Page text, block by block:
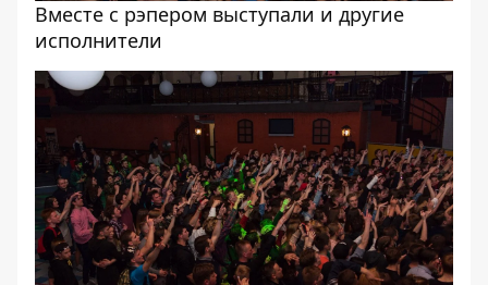
Вместе с рэпером выступали и другие
исполнители